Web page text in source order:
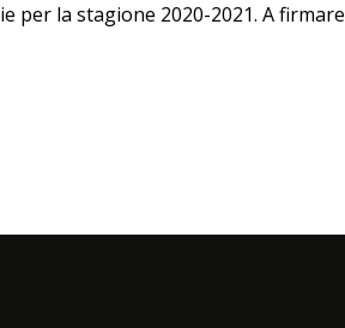
per la stagione 2020-2021. A firmare